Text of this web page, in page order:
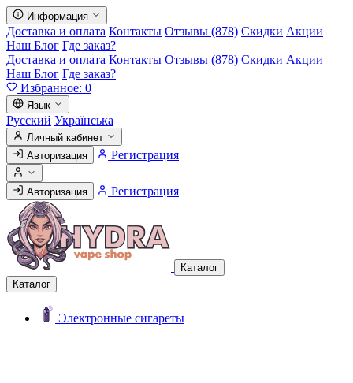
Информация
Доставка и оплата Контакты Отзывы (878) Скидки Акции
Наш Блог Где заказ?
Доставка и оплата Контакты Отзывы (878) Скидки Акции
Наш Блог Где заказ?
Избранное: 0
Язык
Русский Українська
Личный кабинет
Авторизация
Регистрация
Авторизация Регистрация
Каталог
Каталог
Электронные сигареты